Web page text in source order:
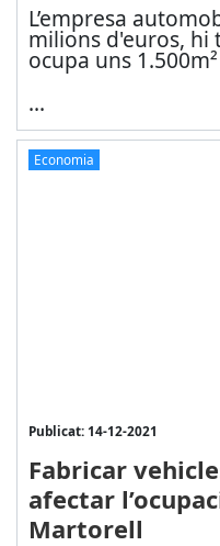
L’empresa
milions d'euros, hi
ocupa uns 1.500m²
...
Economia
Publicat: 14-12-2021
Fabricar
afectar
Martorell